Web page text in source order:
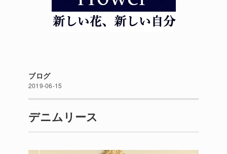
ブログ
2019-06-15
デニムリース